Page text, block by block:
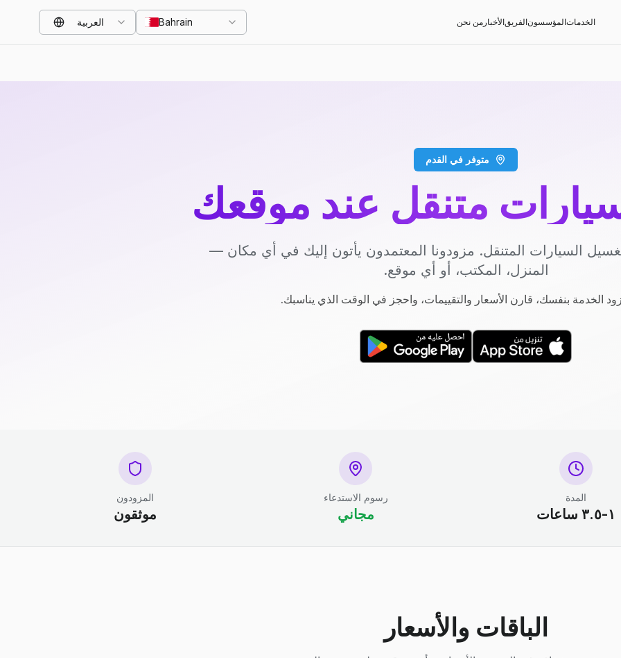
الخدماتالمؤسسونالفريقالأخبار من نحن Bahrain العربية
متوفر في القدم
متنقل عند موقعك
السيارات المتنقل. مزودونا المعتمدون يأتون إليك في أي مكان —
المنزل، المكتب، أو أي موقع.
الخدمة بنفسك، قارن الأسعار والتقييمات، واحجز في الوقت الذي يناسبك.
المدة
١-٣.٥ ساعات
رسوم الاستدعاء
مجاني
المزودون
موثقون
الباقات والأسعار